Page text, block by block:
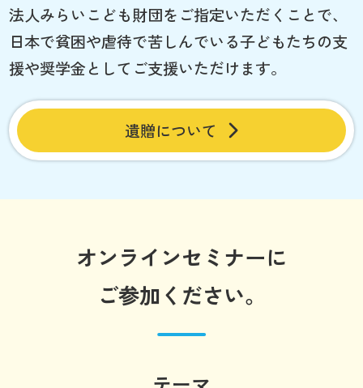
法人みらいこども財団をご指定いただくことで、
日本で貧困や虐待で苦しんでいる子どもたちの支
援や奨学金としてご支援いただけます。
遺贈について
オンラインセミナーに
ご参加ください。